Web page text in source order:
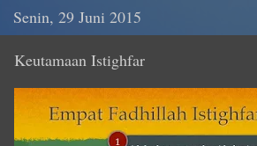
Senin, 29 Juni 2015
Keutamaan Istighfar